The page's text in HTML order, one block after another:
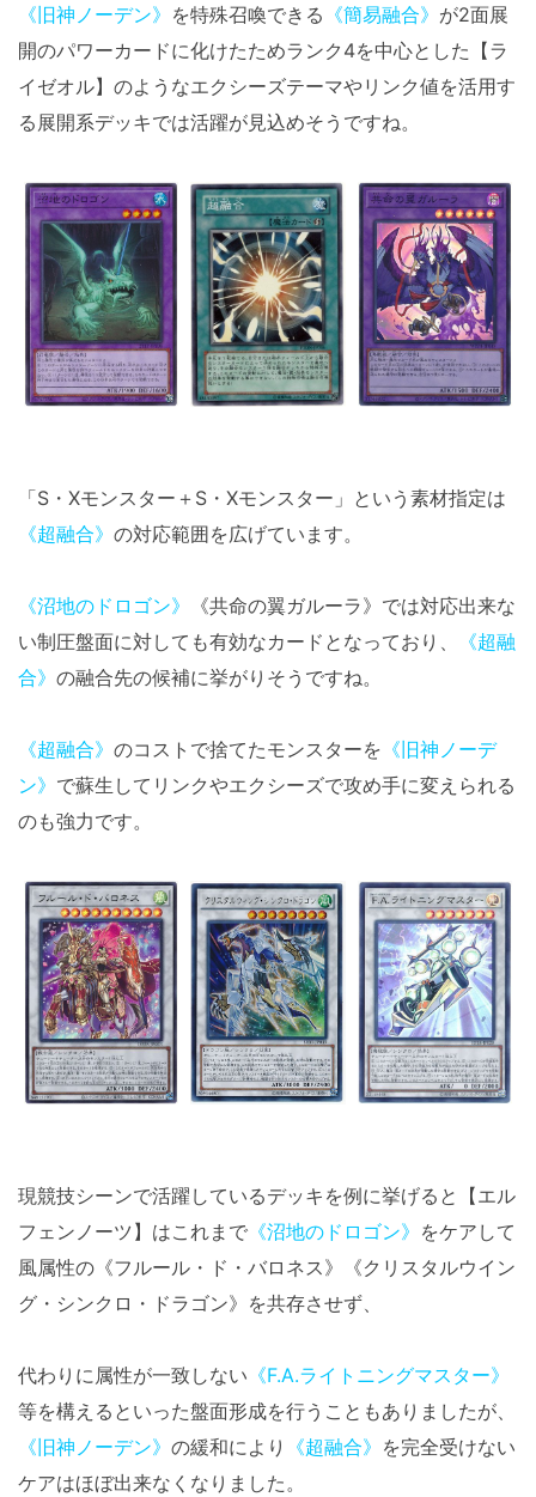
《旧神ノーデン》 を特殊召喚できる 《簡易融合》 が2面展
開のパワーカードに化けたためランク4を中心とした【ラ
イゼオル】のようなエクシーズテーマやリンク値を活用す
る展開系デッキでは活躍が見込めそうですね。
「S・Xモンスター＋S・Xモンスター」という素材指定は
《超融合》 の対応範囲を広げています。
《沼地のドロゴン》
《共命の翼ガルーラ》では対応出来な
い制圧盤面に対しても有効なカードとなっており、
《超融
合》 の融合先の候補に挙がりそうですね。
《超融合》 のコストで捨てたモンスターを 《旧神ノーデ
ン》 で蘇生してリンクやエクシーズで攻め手に変えられる
のも強力です。
現競技シーンで活躍しているデッキを例に挙げると【エル
フェンノーツ】はこれまで 《沼地のドロゴン》 をケアして
風属性の《フルール・ド・バロネス》《クリスタルウイン
グ・シンクロ・ドラゴン》を共存させず、
代わりに属性が一致しない 《F.A.ライトニングマスター》
等を構えるといった盤面形成を行うこともありましたが、
《旧神ノーデン》 の緩和により 《超融合》 を完全受けない
ケアはほぼ出来なくなりました。